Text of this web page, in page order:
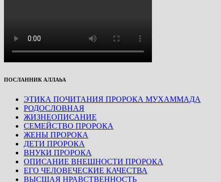
ПОСЛАННИК АЛЛАhА
ЭТИКА ПОЧИТАНИЯ ПРОРОКА МУХАММАДА
РОДОСЛОВНАЯ
ЖИЗНЕОПИСАНИЕ
СЕМЕЙСТВО ПРОРОКА
ЖЕНЫ ПРОРОКА
ДЕТИ ПРОРОКА
ВНУКИ ПРОРОКА
ОПИСАНИЕ ВНЕШНОСТИ ПРОРОКА
ЕГО ЧЕЛОВЕЧЕСКИЕ КАЧЕСТВА
ВЫСШАЯ НРАВСТВЕННОСТЬ